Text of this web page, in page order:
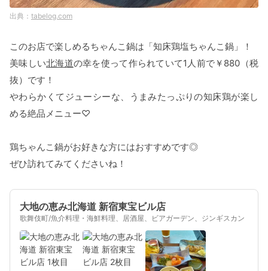
tabelog.com
このお店で楽しめるちゃんこ鍋は「知床鶏塩ちゃんこ鍋」！
美味しい北海道の幸を使って作られていて1人前で￥880（税
抜）です！
やわらかくてジューシーな、うまみたっぷりの知床鶏が楽し
める絶品メニュー♡
鶏ちゃんこ鍋がお好きな方にはおすすめです◎
ぜひ訪れてみてくださいね！
大地の恵み北海道 新宿東宝ビル店
歌舞伎町/魚介料理・海鮮料理、居酒屋、ビアガーデン、ジンギスカン